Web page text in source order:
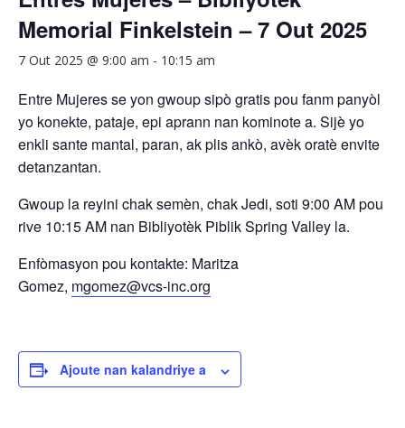
Memorial Finkelstein – 7 Out 2025
7 Out 2025 @ 9:00 am - 10:15 am
Entre Mujeres se yon gwoup sipò gratis pou fanm panyòl
yo konekte, pataje, epi aprann nan kominote a. Sijè yo
enkli sante mantal, paran, ak plis ankò, avèk oratè envite
detanzantan.
Gwoup la reyini chak semèn, chak Jedi, soti 9:00 AM pou
rive 10:15 AM nan Bibliyotèk Piblik Spring Valley la.
Enfòmasyon pou kontakte: Maritza
Gomez, mgomez@vcs-inc.org
Ajoute nan kalandriye a